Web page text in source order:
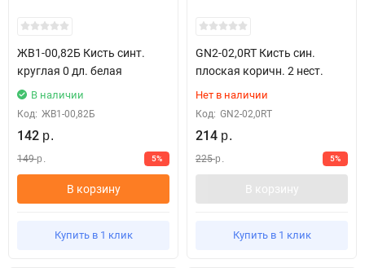
ЖВ1-00,82Б Кисть синт.
круглая 0 дл. белая
В наличии
Код: ЖВ1-00,82Б
142 р.
149 р. 5%
В корзину
Купить в 1 клик
GN2-02,0RT Кисть син.
плоская коричн. 2 нест.
Нет в наличии
Код: GN2-02,0RT
214 р.
225 р. 5%
В корзину
Купить в 1 клик